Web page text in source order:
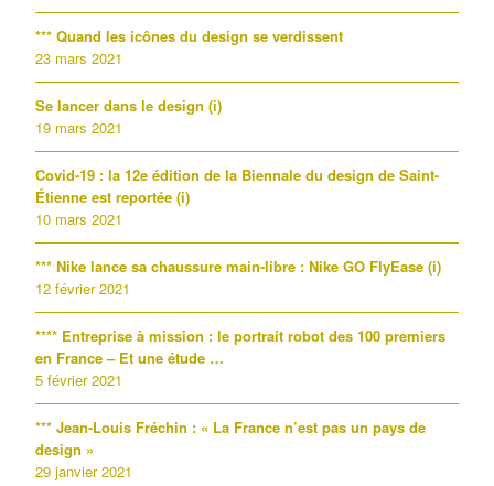
*** Quand les icônes du design se verdissent
23 mars 2021
Se lancer dans le design (i)
19 mars 2021
Covid-19 : la 12e édition de la Biennale du design de Saint-
Étienne est reportée (i)
10 mars 2021
*** Nike lance sa chaussure main-libre : Nike GO FlyEase (i)
12 février 2021
**** Entreprise à mission : le portrait robot des 100 premiers
en France – Et une étude …
5 février 2021
*** Jean-Louis Fréchin : « La France n’est pas un pays de
design »
29 janvier 2021